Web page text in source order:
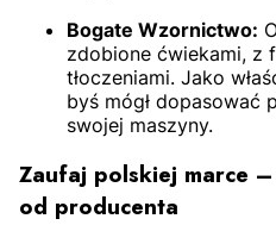
Bogate Wzornictwo:
zdobione ćwiekami, z
tłoczeniami. Jako
byś mógł dopasować
swojej maszyny.
Zaufaj polskiej marce
od producenta